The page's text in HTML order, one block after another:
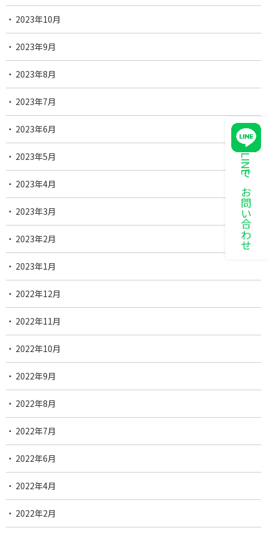
LINEでお問い合わせ
2023年10月
2023年9月
2023年8月
2023年7月
2023年6月
2023年5月
2023年4月
2023年3月
2023年2月
2023年1月
2022年12月
2022年11月
2022年10月
2022年9月
2022年8月
2022年7月
2022年6月
2022年4月
2022年2月